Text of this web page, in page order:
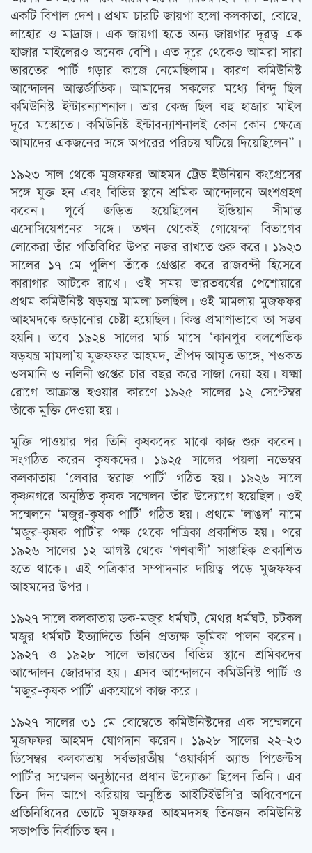
একটি বিশাল দেশ। প্রথম চারটি জায়গা হলো কলকাতা, বোম্বে,
লাহোর ও মাদ্রাজ। এক জায়গা হতে অন্য জায়গার দূরত্ব এক
হাজার মাইলেরও অনেক বেশি। এত দূরে থেকেও আমরা সারা
ভারতের পার্টি গড়ার কাজে নেমেছিলাম। কারণ কমিউনিস্ট
আন্দোলন আন্তর্জাতিক। আমাদের সকলের মধ্যে বিন্দু ছিল
কমিউনিস্ট ইন্টারন্যাশনাল। তার কেন্দ্র ছিল বহু হাজার মাইল
দূরে মস্কোতে। কমিউনিষ্ট ইন্টারন্যাশনালই কোন কোন ক্ষেত্রে
আমাদের একজনের সঙ্গে অপরের পরিচয় ঘটিয়ে দিয়েছিলেন”।
১৯২৩ সাল থেকে মুজফফর আহমদ ট্রেড ইউনিয়ন কংগ্রেসের
সঙ্গে যুক্ত হন এবং বিভিন্ন স্থানে শ্রমিক আন্দোলনে অংশগ্রহণ
করেন। পূর্বে জড়িত হয়েছিলেন ইন্ডিয়ান সীমান্ত
এসোসিয়েশনের সঙ্গে। তখন থেকেই গোয়েন্দা বিভাগের
লোকেরা তাঁর গতিবিধির উপর নজর রাখতে শুরু করে। ১৯২৩
সালের ১৭ মে পুলিশ তাঁকে গ্রেপ্তার করে রাজবন্দী হিসেবে
কারাগার আটকে রাখে। ওই সময় ভারতবর্ষের পেশোয়ারে
প্রথম কমিউনিস্ট ষড়যন্ত্র মামলা চলছিল। ওই মামলায় মুজফফর
আহমদকে জড়ানোর চেষ্টা হয়েছিল। কিন্তু প্রমাণাভাবে তা সম্ভব
হয়নি। তবে ১৯২৪ সালের মার্চ মাসে ‘কানপুর বলশেভিক
ষড়যন্ত্র মামলা’য় মুজফফর আহমদ, শ্রীপদ আমৃত ডাঙ্গে, শওকত
ওসমানি ও নলিনী গুপ্তের চার বছর করে সাজা দেয়া হয়। যক্ষ্মা
রোগে আক্রান্ত হওয়ার কারণে ১৯২৫ সালের ১২ সেপ্টেম্বর
তাঁকে মুক্তি দেওয়া হয়।
মুক্তি পাওয়ার পর তিনি কৃষকদের মাঝে কাজ শুরু করেন।
সংগঠিত করেন কৃষকদের। ১৯২৫ সালের পয়লা নভেম্বর
কলকাতায় ‘লেবার স্বরাজ পার্টি’ গঠিত হয়। ১৯২৬ সালে
কৃষ্ণনগরে অনুষ্ঠিত কৃষক সম্মেলন তাঁর উদ্যোগে হয়েছিল। ওই
সম্মেলনে ‘মজুর-কৃষক পার্টি’ গঠিত হয়। প্রথমে ‘লাঙল’ নামে
‘মজুর-কৃষক পার্টি’র পক্ষ থেকে পত্রিকা প্রকাশিত হয়। পরে
১৯২৬ সালের ১২ আগস্ট থেকে ‘গণবাণী’ সাপ্তাহিক প্রকাশিত
হতে থাকে। এই পত্রিকার সম্পাদনার দায়িত্ব পড়ে মুজফফর
আহমদের উপর।
১৯২৭ সালে কলকাতায় ডক-মজুর ধর্মঘট, মেথর ধর্মঘট, চটকল
মজুর ধর্মঘট ইত্যাদিতে তিনি প্রত্যক্ষ ভূমিকা পালন করেন।
১৯২৭ ও ১৯২৮ সালে ভারতের বিভিন্ন স্থানে শ্রমিকদের
আন্দোলন জোরদার হয়। এসব আন্দোলনে কমিউনিস্ট পার্টি ও
‘মজুর-কৃষক পার্টি’ একযোগে কাজ করে।
১৯২৭ সালের ৩১ মে বোম্বেতে কমিউনিস্টদের এক সম্মেলনে
মুজফফর আহমদ যোগদান করেন। ১৯২৮ সালের ২২-২৩
ডিসেম্বর কলকাতায় সর্বভারতীয় ‘ওয়ার্কার্স অ্যান্ড পিজেন্টস
পার্টি’র সম্মেলন অনুষ্ঠানের প্রধান উদ্যোক্তা ছিলেন তিনি। এর
তিন দিন আগে ঝরিয়ায় অনুষ্ঠিত আইটিইউসি’র অধিবেশনে
প্রতিনিধিদের ভোটে মুজফফর আহমদসহ তিনজন কমিউনিস্ট
সভাপতি নির্বাচিত হন।